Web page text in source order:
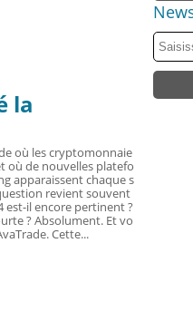
la
où les cryptomonnaie
où de nouvelles platefo
apparaissent chaque s
revient souvent
est-il encore pertinent ?
? Absolument. Et vo
Cette...